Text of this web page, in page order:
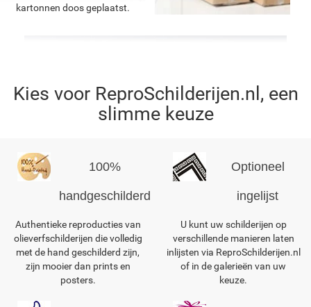
kartonnen doos geplaatst.
Kies voor ReproSchilderijen.nl, een
slimme keuze
100%
handgeschilderd
Authentieke reproducties van
olieverfschilderijen die volledig
met de hand geschilderd zijn,
zijn mooier dan prints en
posters.
Optioneel
ingelijst
U kunt uw schilderijen op
verschillende manieren laten
inlijsten via ReproSchilderijen.nl
of in de galerieën van uw
keuze.